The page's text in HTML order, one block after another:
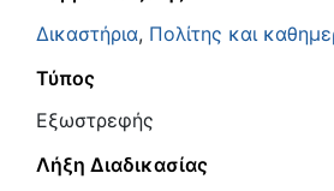
Δικαστήρια, Πολίτης και
Τύπος
Εξωστρεφής
Λήξη Διαδικασίας